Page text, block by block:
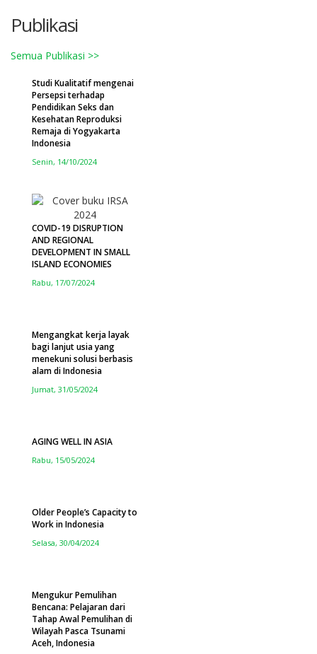
Publikasi
Semua Publikasi >>
Studi Kualitatif mengenai
Persepsi terhadap
Pendidikan Seks dan
Kesehatan Reproduksi
Remaja di Yogyakarta
Indonesia
Senin, 14/10/2024
COVID-19 DISRUPTION
AND REGIONAL
DEVELOPMENT IN SMALL
ISLAND ECONOMIES
Rabu, 17/07/2024
Mengangkat kerja layak
bagi lanjut usia yang
menekuni solusi berbasis
alam di Indonesia
Jumat, 31/05/2024
AGING WELL IN ASIA
Rabu, 15/05/2024
Older People’s Capacity to
Work in Indonesia
Selasa, 30/04/2024
Mengukur Pemulihan
Bencana: Pelajaran dari
Tahap Awal Pemulihan di
Wilayah Pasca Tsunami
Aceh, Indonesia